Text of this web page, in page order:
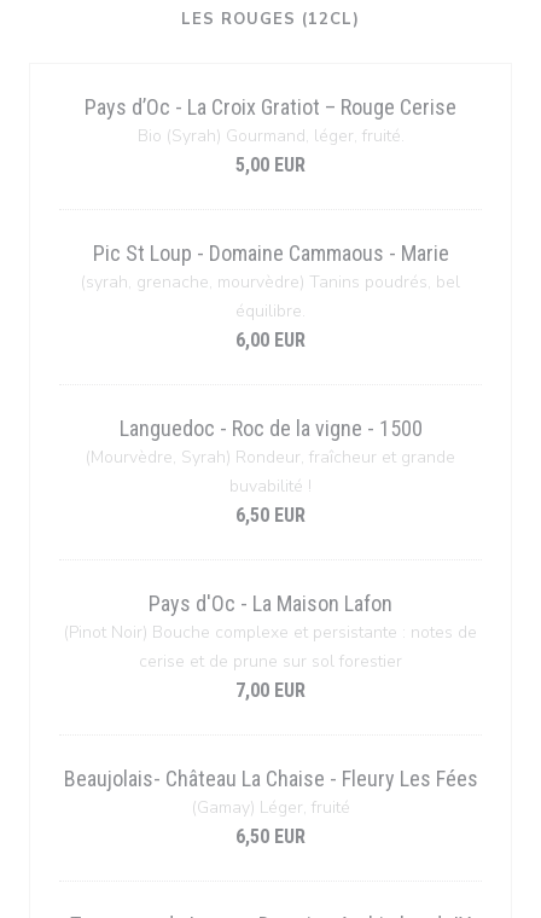
LES ROUGES (12CL)
Pays d’Oc - La Croix Gratiot – Rouge Cerise
Bio (Syrah) Gourmand, léger, fruité.
5,00 EUR
Pic St Loup - Domaine Cammaous - Marie
(syrah, grenache, mourvèdre) Tanins poudrés, bel
équilibre.
6,00 EUR
Languedoc - Roc de la vigne - 1500
(Mourvèdre, Syrah) Rondeur, fraîcheur et grande
buvabilité !
6,50 EUR
Pays d'Oc - La Maison Lafon
(Pinot Noir) Bouche complexe et persistante : notes de
cerise et de prune sur sol forestier
7,00 EUR
Beaujolais- Château La Chaise - Fleury Les Fées
(Gamay) Léger, fruité
6,50 EUR